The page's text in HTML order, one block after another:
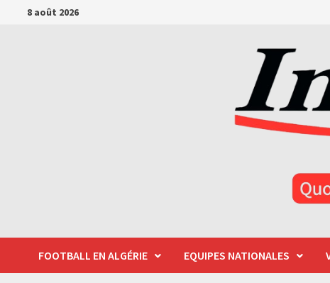
Passer8 août 2026
FOOTBALL EN ALGÉRIE EQUIPES NATIONALES